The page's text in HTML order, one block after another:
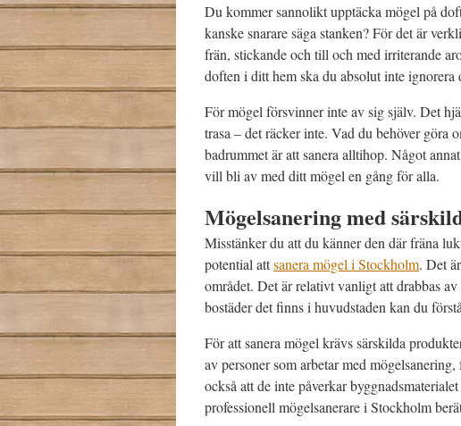
Du kommer sannolikt upptäcka mögel på
kanske snarare säga stanken? För det är
frän, stickande och till och med irriterande
doften i ditt hem ska du absolut inte
För mögel försvinner inte av sig själv. Det
trasa – det räcker inte. Vad du behöver göra
badrummet är att sanera alltihop. Något
vill bli av med ditt mögel en gång för alla.
Mögelsanering med
Misstänker du att du känner den där fräna
potential attsanera mögel i Stockholm. Det
området. Det är relativt vanligt att drabbas
bostäder det finns i huvudstaden kan du
För att sanera mögel krävs särskilda
av personer som arbetar med
också att de inte påverkar
professionell mögelsanerare i Stockholm